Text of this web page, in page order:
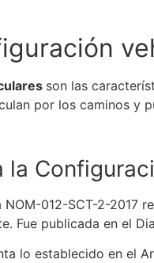
son las
por los caminos y
la
NOM-012-SCT-2-2017
Fue publicada en el
lo establecido en el